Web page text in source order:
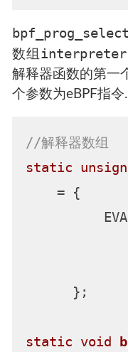
数组
解释器函数的第一
个参数为eBPF指令.
//解释器数组
static
    = {
      };
static void